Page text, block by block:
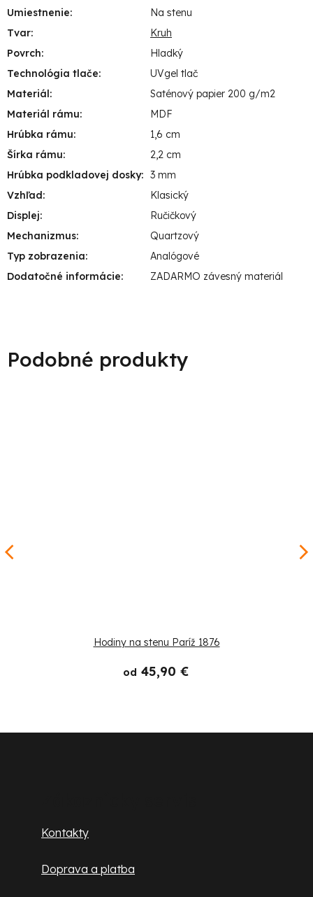
Umiestnenie:
Na stenu
Tvar:
Kruh
Povrch:
Hladký
Technológia tlače:
UVgel tlač
Materiál:
Saténový papier 200 g/m2
Materiál rámu:
MDF
Hrúbka rámu:
1,6 cm
Šírka rámu:
2,2 cm
Hrúbka podkladovej dosky: 3 mm
Vzhľad:
Klasický
Displej:
Ručičkový
Mechanizmus:
Quartzový
Typ zobrazenia:
Analógové
Dodatočné informácie: ZADARMO závesný materiál
Hodiny na stenu Paríž 1876
od 45,90 €
Kontakty
Doprava a platba